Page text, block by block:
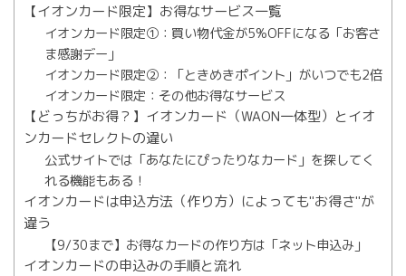
【イオンカード限定】お得なサービス一覧
イオンカード限定①：買い物代金が5%OFFになる「お客さ
ま感謝デー」
イオンカード限定②：「ときめきポイント」がいつでも2倍
イオンカード限定：その他お得なサービス
【どっちがお得？】イオンカード（WAON一体型）とイオ
ンカードセレクトの違い
公式サイトでは「あなたにぴったりなカード」を探してく
れる機能もある！
イオンカードは申込方法（作り方）によっても"お得さ"が
違う
【9/30まで】お得なカードの作り方は「ネット申込み」
イオンカードの申込みの手順と流れ